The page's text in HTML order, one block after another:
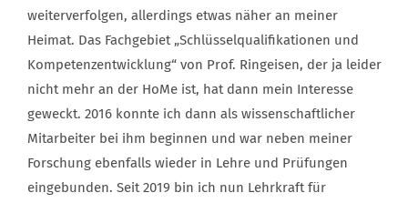
weiterverfolgen, allerdings etwas näher an meiner
Heimat. Das Fachgebiet „Schlüsselqualifikationen und
Kompetenzentwicklung“ von Prof. Ringeisen, der ja leider
nicht mehr an der HoMe ist, hat dann mein Interesse
geweckt. 2016 konnte ich dann als wissenschaftlicher
Mitarbeiter bei ihm beginnen und war neben meiner
Forschung ebenfalls wieder in Lehre und Prüfungen
eingebunden. Seit 2019 bin ich nun Lehrkraft für